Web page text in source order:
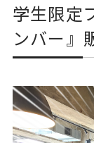
学生限定
ンバー』